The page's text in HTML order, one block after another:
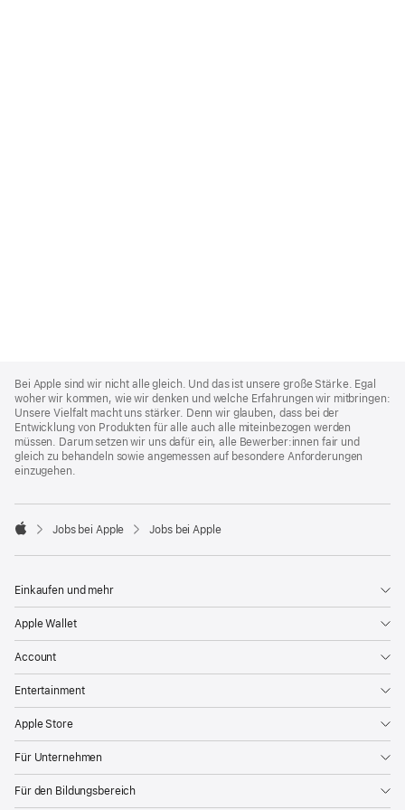
Footer
Bei Apple sind wir nicht alle gleich. Und das ist unsere große Stärke. Egal
woher wir kommen, wie wir denken und welche Erfahrungen wir mitbringen:
Unsere Vielfalt macht uns stärker. Denn wir glauben, dass bei der
Entwicklung von Produkten für alle auch alle miteinbezogen werden
müssen. Darum setzen wir uns dafür ein, alle Bewerber:innen fair und
gleich zu behandeln sowie angemessen auf besondere Anforderungen
einzugehen.

Jobs bei Apple Jobs bei Apple
Einkaufen und mehr
Apple Wallet
Account
Entertainment
Apple Store
Für Unternehmen
Für den Bildungsbereich